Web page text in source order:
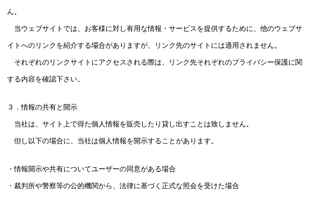
ん。
当ウェブサイトでは、お客様に対し有用な情報・サービスを提供するために、他のウェブサ
イトへのリンクを紹介する場合がありますが、リンク先のサイトには適用されません。
それぞれのリンクサイトにアクセスされる際は、リンク先それぞれのプライバシー保護に関
する内容を確認下さい。
３．情報の共有と開示
当社は、サイト上で得た個人情報を販売したり貸し出すことは致しません。
但し以下の場合に、当社は個人情報を開示することがあります。
・情報開示や共有についてユーザーの同意がある場合
・裁判所や警察等の公的機関から、法律に基づく正式な照会を受けた場合